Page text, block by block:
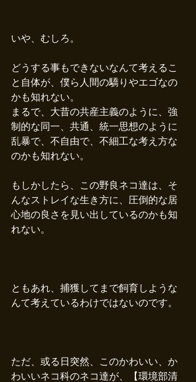
いや、むしろ。
どうする事もできないなんて考えるこ
と自体が、僕ら人間の驕りやエゴなの
かも知れない。
まるで、大昔の共産主義のように、強
制的な同一、共通、統一思想のように
乱暴で、不自由で、不細工な考え方な
のかも知れない。
もしかしたら、この野良ネコ達は、そ
んなストレイな生き方に、圧倒的な居
心地の良さを見い出しているのかも知
れない。
ともあれ、捕獲してまで飼育しような
んて考えているわけではないのです。
ただ、或る日突然、このかわいい、か
わいいネコ科のネコ達が、【環境部清